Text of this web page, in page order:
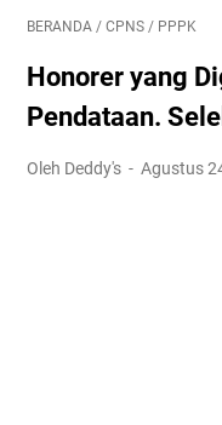
BERANDA / CPNS / PPPK
Honorer yang
Pendataan.
Oleh Deddy's Agustus